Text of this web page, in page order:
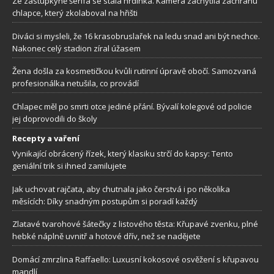
chlapce, který zkolaboval na hřišti
Diváci si mysleli, že 16 krasobruslařek na ledu snad ani být nechce.
Nakonec celý stadion zíral úžasem
Žena došla za kosmetičkou kvůli rutinní úpravě obočí. Samozvaná
profesionálka netušila, co provádí
Chlapec měl po smrti otce jediné přání. Bývalí kolegové od policie
jej doprovodili do školy
Recepty a vaření
Vynikající obrácený řízek, který klasiku strčí do kapsy: Tento
geniální trik si ihned zamilujete
Jak uchovat rajčata, aby chutnala jako čerstvá i po několika
měsících: Díky snadným postupům si poradí každý
Zlatavé tvarohové šátečky z listového těsta: Křupavé zvenku, plné
hebké náplně uvnitř a hotové dřív, než se nadějete
Domácí zmrzlina Raffaello: Luxusní kokosové osvěžení s křupavou
mandlí